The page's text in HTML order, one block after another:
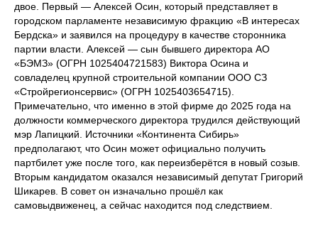
двое. Первый — Алексей Осин, который представляет в
городском парламенте независимую фракцию «В интересах
Бердска» и заявился на процедуру в качестве сторонника
партии власти. Алексей — сын бывшего директора АО
«БЭМЗ» (ОГРН 1025404721583) Виктора Осина и
совладелец крупной строительной компании ООО СЗ
«Стройрегионсервис» (ОГРН 1025403654715).
Примечательно, что именно в этой фирме до 2025 года на
должности коммерческого директора трудился действующий
мэр Лапицкий. Источники «Континента Сибирь»
предполагают, что Осин может официально получить
партбилет уже после того, как переизберётся в новый созыв.
Вторым кандидатом оказался независимый депутат Григорий
Шикарев. В совет он изначально прошёл как
самовыдвиженец, а сейчас находится под следствием.